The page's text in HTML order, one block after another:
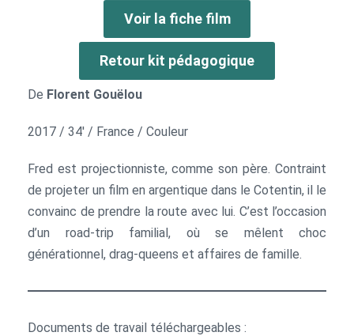
Voir la fiche film
Retour kit pédagogique
De Florent Gouëlou
2017 / 34′ / France / Couleur
Fred est projectionniste, comme son père. Contraint
de projeter un film en argentique dans le Cotentin, il le
convainc de prendre la route avec lui. C’est l’occasion
d’un road-trip familial, où se mêlent choc
générationnel, drag-queens et affaires de famille.
Documents de travail téléchargeables :